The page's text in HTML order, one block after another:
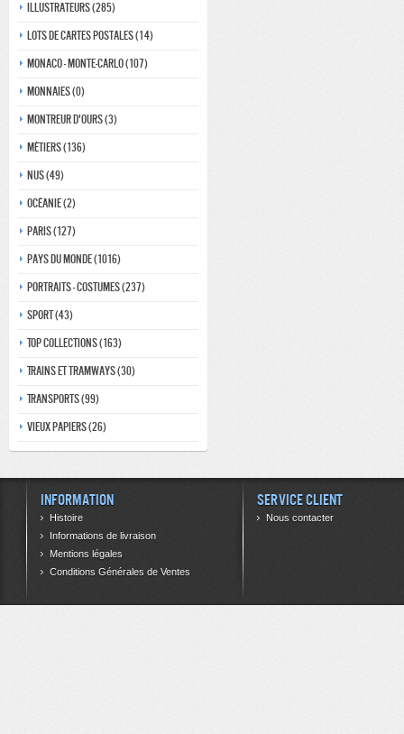
Illustrateurs (285)
Lots de Cartes Postales (14)
Monaco - monte-carlo (107)
Monnaies (0)
Montreur d'ours (3)
Métiers (136)
Nus (49)
Océanie (2)
Paris (127)
Pays du monde (1016)
Portraits - costumes (237)
Sport (43)
Top collections (163)
Trains et tramways (30)
Transports (99)
Vieux papiers (26)
Information
Histoire
Informations de livraison
Mentions légales
Conditions Générales de Ventes
Service client
Nous contacter